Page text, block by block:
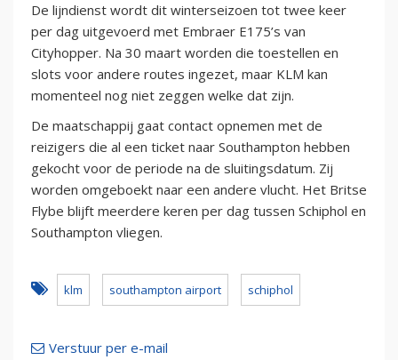
De lijndienst wordt dit winterseizoen tot twee keer
per dag uitgevoerd met Embraer E175’s van
Cityhopper. Na 30 maart worden die toestellen en
slots voor andere routes ingezet, maar KLM kan
momenteel nog niet zeggen welke dat zijn.
De maatschappij gaat contact opnemen met de
reizigers die al een ticket naar Southampton hebben
gekocht voor de periode na de sluitingsdatum. Zij
worden omgeboekt naar een andere vlucht. Het Britse
Flybe blijft meerdere keren per dag tussen Schiphol en
Southampton vliegen.
klm southampton airport schiphol
Verstuur per e-mail